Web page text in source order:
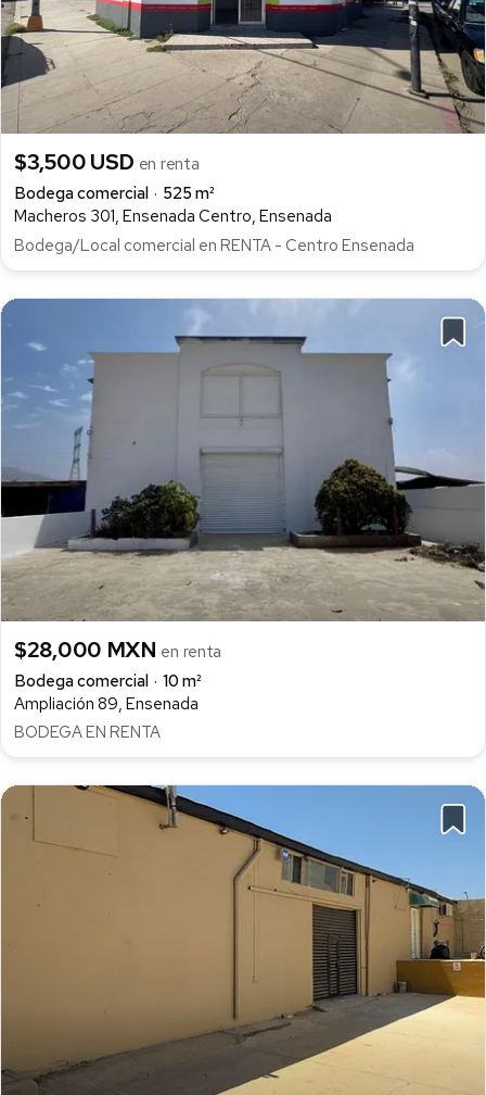
$3,500 USD en renta
Bodega comercial
525 m²
Macheros 301, Ensenada Centro, Ensenada
Bodega/Local comercial en RENTA - Centro Ensenada
$28,000 MXN en renta
Bodega comercial
10 m²
Ampliación 89, Ensenada
BODEGA EN RENTA